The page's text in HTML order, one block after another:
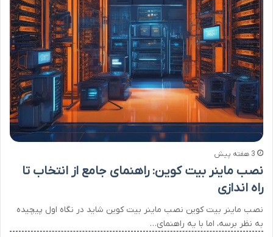
3 هفته پیش
نصب ماینر بیت کوین: راهنمای جامع از انتخاب تا
راه اندازی
نصب ماینر بیت کوین نصب ماینر بیت کوین شاید در نگاه اول پیچیده
به نظر برسه، اما با یه راهنمای…